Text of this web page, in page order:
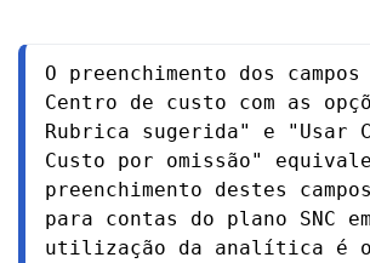
O preenchimento dos
Centro de custo com as
Rubrica sugerida" e "Usar
Custo por omissão"
preenchimento destes
para contas do plano SNC
utilização da analítica é